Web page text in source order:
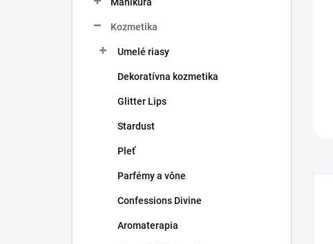
Kozmetika
Umelé riasy
Dekoratívna kozmetika
Glitter Lips
Stardust
Pleť
Parfémy a vône
Confessions Divine
Aromaterapia